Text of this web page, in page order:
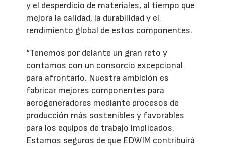
y el desperdicio de materiales, al tiempo que
mejora la calidad, la durabilidad y el
rendimiento global de estos componentes.
“Tenemos por delante un gran reto y
contamos con un consorcio excepcional
para afrontarlo. Nuestra ambición es
fabricar mejores componentes para
aerogeneradores mediante procesos de
producción más sostenibles y favorables
para los equipos de trabajo implicados.
Estamos seguros de que EDWIM contribuirá